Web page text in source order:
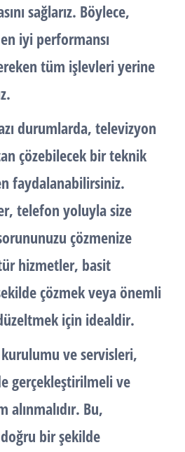
sağlarız. Böylece,
iyi performansı
tüm işlevleri yerine
durumlarda, televizyon
çözebilecek bir teknik
faydalanabilirsiniz.
telefon yoluyla size
çözmenize
hizmetler, basit
çözmek veya önemli
için idealdir.
ve servisleri,
gerçekleştirilmeli ve
alınmalıdır. Bu,
bir şekilde